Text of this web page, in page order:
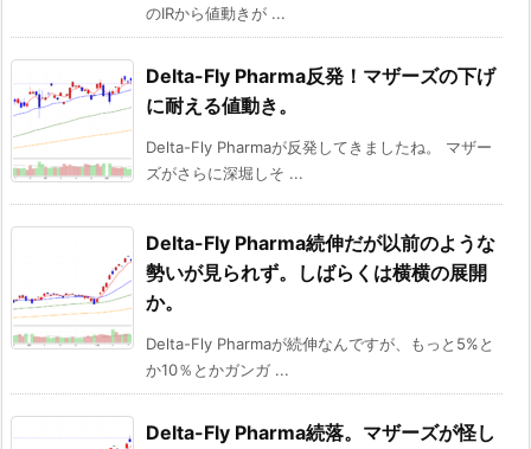
のIRから値動きが ...
Delta-Fly Pharma反発！マザーズの下げ
に耐える値動き。
Delta-Fly Pharmaが反発してきましたね。 マザー
ズがさらに深堀しそ ...
Delta-Fly Pharma続伸だが以前のような
勢いが見られず。しばらくは横横の展開
か。
Delta-Fly Pharmaが続伸なんですが、もっと5%と
か10％とかガンガ ...
Delta-Fly Pharma続落。マザーズが怪し